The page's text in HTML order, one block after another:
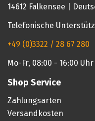
14612 Falkensee |
Telefonische
+49 (0)3322 / 28 67 280
Mo-Fr, 08:00 - 16:00 Uhr
Shop Service
Zahlungsarten
Versandkosten